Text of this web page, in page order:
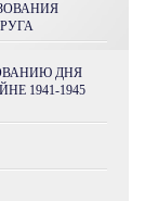
ДНЯ
1941-1945